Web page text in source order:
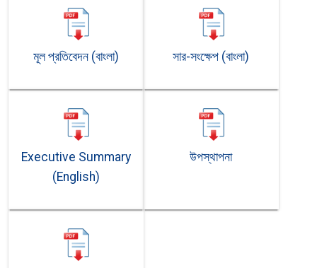
মূল প্রতিবেদন (বাংলা) সার-সংক্ষেপ (বাংলা)
Executive Summary
(English)
উপস্থাপনা